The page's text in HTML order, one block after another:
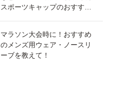
スポーツキャップのおすすめ
マラソン大会時に！おすすめ
のメンズ用ウェア・ノースリ
ーブを教えて！